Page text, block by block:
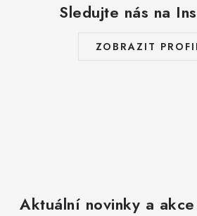
Sledujte nás na
ZOBRAZIT
Aktuální novinky a